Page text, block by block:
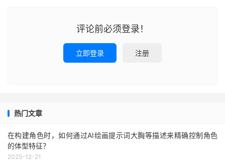
评论前必须登录！
立即登录 注册
热门文章
在构建角色时，如何通过AI绘画提示词大胸等描述来精确控制角色
的体型特征？
2025-12-21